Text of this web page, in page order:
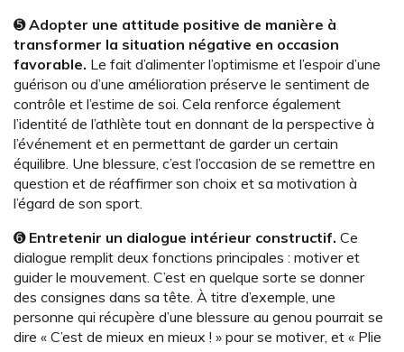
➎Adopter une attitude positive de manière à
transformer la situation négative en occasion
favorable. Le fait d’alimenter l’optimisme et l’espoir d’une
guérison ou d’une amélioration préserve le sentiment de
contrôle et l’estime de soi. Cela renforce également
l’identité de l’athlète tout en donnant de la perspective à
l’événement et en permettant de garder un certain
équilibre. Une blessure, c’est l’occasion de se remettre en
question et de réaffirmer son choix et sa motivation à
l’égard de son sport.
➏ Entretenir un dialogue intérieur constructif. Ce
dialogue remplit deux fonctions principales : motiver et
guider le mouvement. C’est en quelque sorte se donner
des consignes dans sa tête. À titre d’exemple, une
personne qui récupère d’une blessure au genou pourrait se
dire « C’est de mieux en mieux ! » pour se motiver, et « Plie